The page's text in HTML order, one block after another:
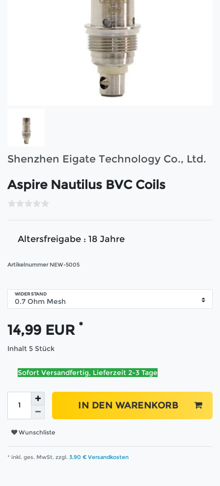
Shenzhen Eigate Technology Co., Ltd.
Aspire Nautilus BVC Coils
Altersfreigabe : 18 Jahre
Artikelnummer NEW-5005
WIDERSTAND
14,99 EUR *
Inhalt 5 Stück
Sofort Versandfertig, Lieferzeit 2-3 Tage
IN DEN WARENKORB
Wunschliste
* inkl. ges. MwSt. zzgl. 3,90 € Versandkosten